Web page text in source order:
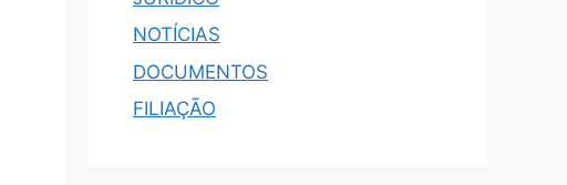
NOTÍCIAS
DOCUMENTOS
FILIAÇÃO